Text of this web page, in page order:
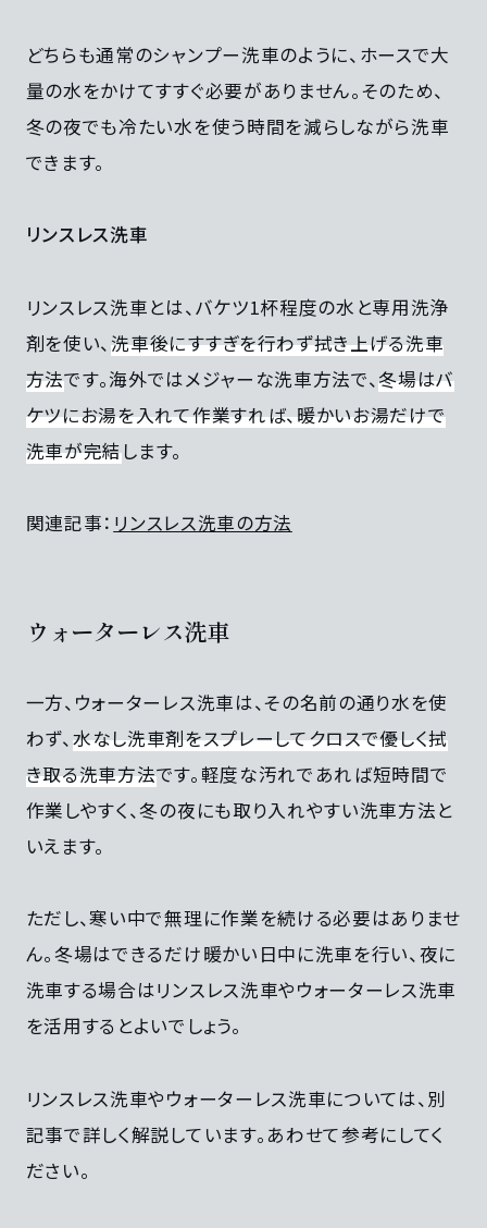
どちらも通常のシャンプー洗車のように、ホースで大
量の水をかけてすすぐ必要がありません。そのため、
冬の夜でも冷たい水を使う時間を減らしながら洗車
できます。
リンスレス洗車
リンスレス洗車とは、バケツ1杯程度の水と専用洗浄
剤を使い、洗車後にすすぎを行わず拭き上げる洗車
方法です。海外ではメジャーな洗車方法で、冬場はバ
ケツにお湯を入れて作業すれば、暖かいお湯だけで
洗車が完結します。
関連記事： リンスレス洗車の方法
ウォーターレス洗車
一方、ウォーターレス洗車は、その名前の通り水を使
わず、水なし洗車剤をスプレーしてクロスで優しく拭
き取る洗車方法です。軽度な汚れであれば短時間で
作業しやすく、冬の夜にも取り入れやすい洗車方法と
いえます。
ただし、寒い中で無理に作業を続ける必要はありませ
ん。冬場はできるだけ暖かい日中に洗車を行い、夜に
洗車する場合はリンスレス洗車やウォーターレス洗車
を活用するとよいでしょう。
リンスレス洗車やウォーターレス洗車については、別
記事で詳しく解説しています。あわせて参考にしてく
ださい。